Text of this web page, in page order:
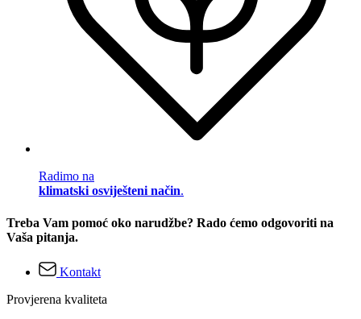
Radimo na
klimatski osviješteni način.
Treba Vam pomoć oko narudžbe? Rado ćemo odgovoriti na
Vaša pitanja.
Kontakt
Provjerena kvaliteta